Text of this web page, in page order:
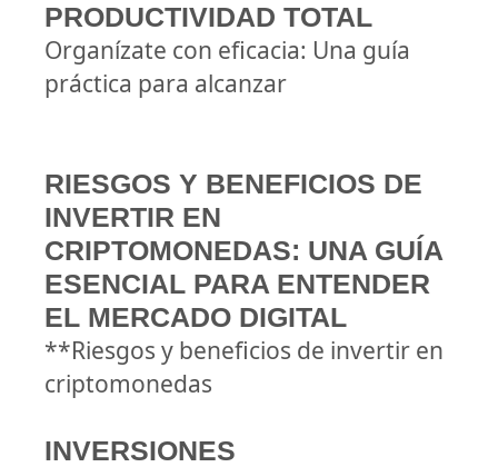
PRODUCTIVIDAD TOTAL
Organízate con eficacia: Una guía
práctica para alcanzar
RIESGOS Y BENEFICIOS DE
INVERTIR EN
CRIPTOMONEDAS: UNA GUÍA
ESENCIAL PARA ENTENDER
EL MERCADO DIGITAL
**Riesgos y beneficios de invertir en
criptomonedas
INVERSIONES